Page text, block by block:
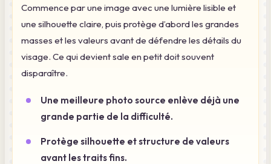
Commence par une image avec une lumière lisible et
une silhouette claire, puis protège d’abord les grandes
masses et les valeurs avant de défendre les détails du
visage. Ce qui devient sale en petit doit souvent
disparaître.
Une meilleure photo source enlève déjà une
grande partie de la difficulté.
Protège silhouette et structure de valeurs
avant les traits fins.